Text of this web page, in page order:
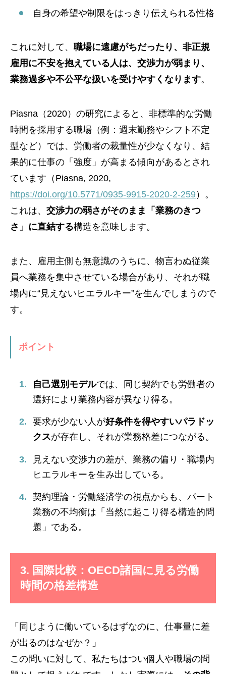
自身の希望や制限をはっきり伝えられる性格
これに対して、 職場に遠慮がちだったり、非正規
雇用に不安を抱えている人は、交渉力が弱まり、
業務過多や不公平な扱いを受けやすくなります。
Piasna（2020）の研究によると、非標準的な労働
時間を採用する職場（例：週末勤務やシフト不定
型など）では、労働者の裁量性が少なくなり、結
果的に仕事の「強度」が高まる傾向があるとされ
ています（Piasna, 2020,
https://doi.org/10.5771/0935-9915-2020-2-259）。
これは、 交渉力の弱さがそのまま「業務のきつ
さ」に直結する構造を意味します。
また、雇用主側も無意識のうちに、物言わぬ従業
員へ業務を集中させている場合があり、それが職
場内に“見えないヒエラルキー”を生んでしまうので
す。
ポイント
自己選別モデルでは、同じ契約でも労働者の
選好により業務内容が異なり得る。
要求が少ない人が好条件を得やすいパラドッ
クスが存在し、それが業務格差につながる。
見えない交渉力の差が、業務の偏り・職場内
ヒエラルキーを生み出している。
契約理論・労働経済学の視点からも、パート
業務の不均衡は「当然に起こり得る構造的問
題」である。
3. 国際比較：OECD諸国に見る労働
時間の格差構造
「同じように働いているはずなのに、仕事量に差
が出るのはなぜか？」
この問いに対して、私たちはつい個人や職場の問